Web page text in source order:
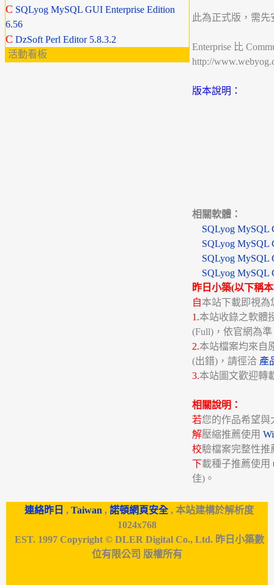
C SQLyog MySQL GUI Enterprise Edition
6.56
C DzSoft Perl Editor 5.8.3.2
活動看板
此為正式版，需
Enterprise 比
http://
版本說明：
相關軟體：
SQLyog MySQL
SQLyog MySQL
SQLyog MySQL
SQLyog MySQL
昨日小築(以下稱
自本站下載即視為
1.本站收錄之軟體
(Full)，依官網為
2.本站檔案均來自
(出錯)，請徑洽 產
3.本站圖文歡迎轉
相關說明：
若您的作品希望
解壓縮推薦使用
校驗檔案完整性
下載種子推薦使用
佳)。
連絡昨日 , Taiwan , 諾頓網頁安全, 本站建構於解析度
1024x768
EST. 1997 Copyright © DLER Digital Co., Ltd. 昨日小築數
位有限公司 版權所有